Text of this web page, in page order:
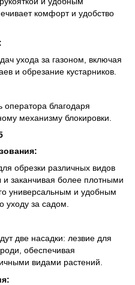
комфорт и удобство
ухода за газоном, включая
и обрезание кустарников.
оператора благодаря
механизму блокировки.
обрезки различных видов
и заканчивая более плотными
универсальным и удобным
уходу за садом.
две насадки: лезвие для
обеспечивая
видами растений.